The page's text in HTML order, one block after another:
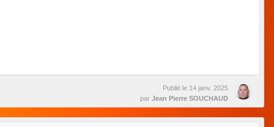
Publié le 14 janv. 2025
par Jean Pierre SOUCHAUD